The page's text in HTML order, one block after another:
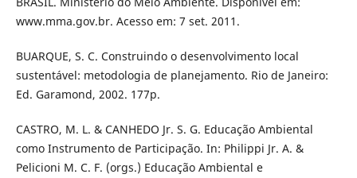
www.mma.gov.br. Acesso em: 7 set. 2011.
BUARQUE, S. C. Construindo o desenvolvimento local
sustentável: metodologia de planejamento. Rio de Janeiro:
Ed. Garamond, 2002. 177p.
CASTRO, M. L. & CANHEDO Jr. S. G. Educação Ambiental
como Instrumento de Participação. In: Philippi Jr. A. &
Pelicioni M. C. F. (orgs.) Educação Ambiental e